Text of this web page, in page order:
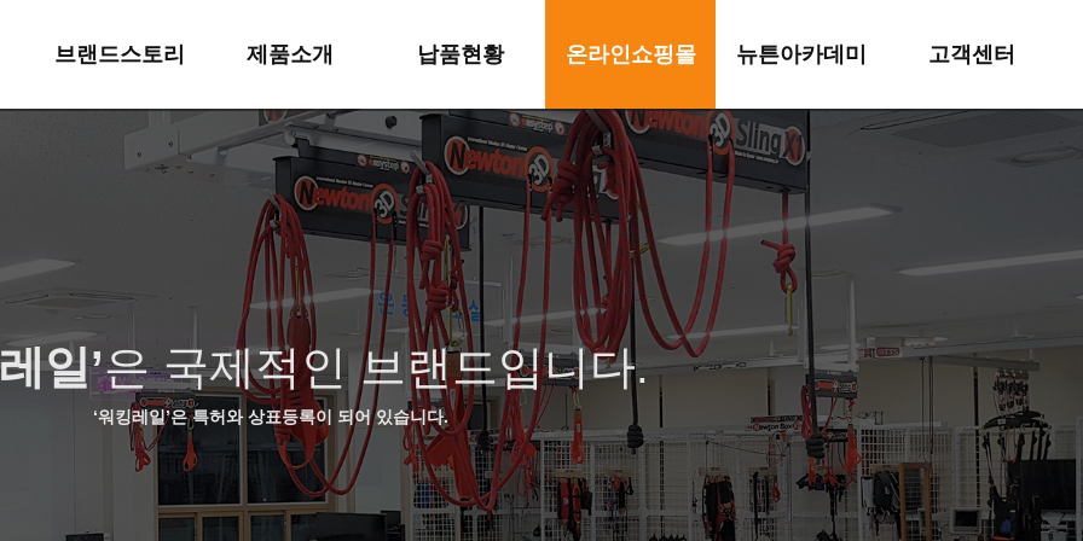
브랜드스토리
브랜드소개
산업재산권
오시는길
제품소개
1 워킹레일
2 워킹슬링
3 실버슬링
4 뉴튼슬링
5 뉴튼박스
6 기타제품
납품현황
주간보호&요양원
워킹레일
뉴튼슬링
뉴튼슬링3단
뉴튼박스
기타제품
온라인쇼핑몰
쇼핑몰 바로가기
뉴튼아카데미
아카데미 소개
교육신청
고객센터
일’은 국제적인 브랜드입니다.
‘워킹레일’은 특허와 상표등록이 되어 있습니다.